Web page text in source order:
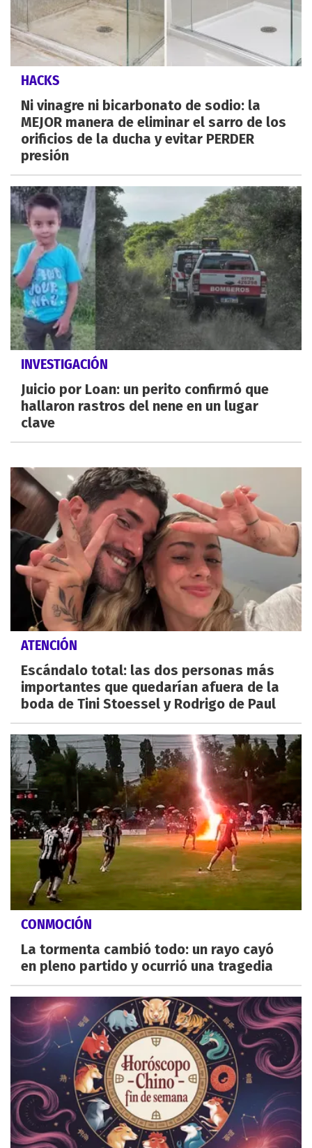
HACKS
Ni vinagre ni bicarbonato de sodio: la
MEJOR manera de eliminar el sarro de los
orificios de la ducha y evitar PERDER
presión
INVESTIGACIÓN
Juicio por Loan: un perito confirmó que
hallaron rastros del nene en un lugar
clave
ATENCIÓN
Escándalo total: las dos personas más
importantes que quedarían afuera de la
boda de Tini Stoessel y Rodrigo de Paul
CONMOCIÓN
La tormenta cambió todo: un rayo cayó
en pleno partido y ocurrió una tragedia